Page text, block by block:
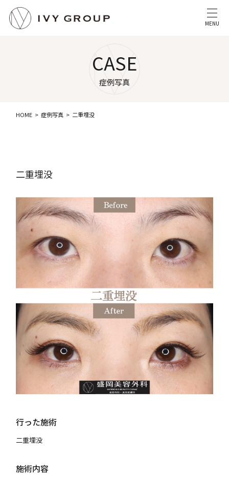
MENU
CASE
症例写真
HOME 症例写真 二重埋没
二重埋没
行った施術
二重埋没
施術内容